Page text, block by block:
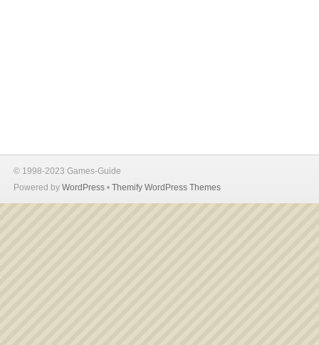
© 1998-2023 Games-Guide
Powered by WordPress • Themify WordPress Themes